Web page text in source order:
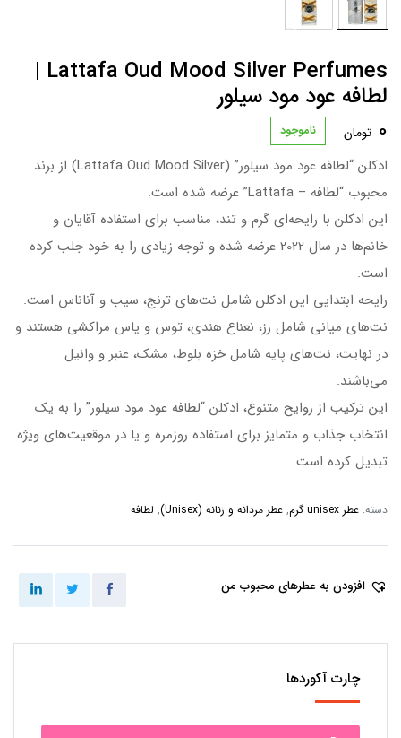
Lattafa Oud Mood Silver Perfumes |
لطافه عود مود سیلور
0 تومان ناموجود
ادکلن “لطافه عود مود سیلور” (Lattafa Oud Mood Silver) از برند
محبوب “لطافه – Lattafa” عرضه شده است.
این ادکلن با رایحه‌ای گرم و تند، مناسب برای استفاده آقایان و
خانم‌ها در سال 2022 عرضه شده و توجه زیادی را به خود جلب کرده
است.
رایحه ابتدایی این ادکلن شامل نت‌های ترنج، سیب و آناناس است.
نت‌های میانی شامل رز، نعناع هندی، توس و یاس مراکشی هستند و
در نهایت، نت‌های پایه شامل خزه بلوط، مشک، عنبر و وانیل
می‌باشند.
این ترکیب از روایح متنوع، ادکلن “لطافه عود مود سیلور” را به یک
انتخاب جذاب و متمایز برای استفاده روزمره و یا در موقعیت‌های ویژه
تبدیل کرده است.
دسته: عطر unisex گرم , عطر مردانه و زنانه (Unisex) , لطافه
افزودن به عطرهای محبوب من
چارت آکوردها